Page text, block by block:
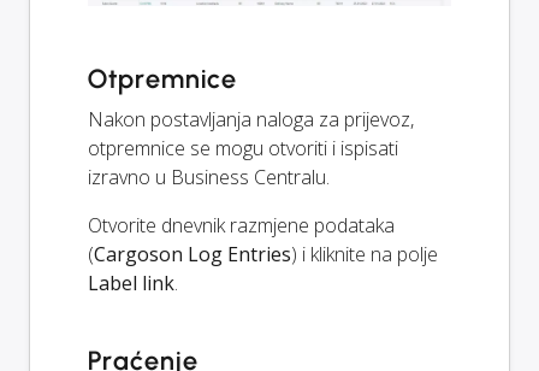
Otpremnice
Nakon postavljanja naloga za prijevoz,
otpremnice se mogu otvoriti i ispisati
izravno u Business Centralu.
Otvorite dnevnik razmjene podataka
(Cargoson Log Entries) i kliknite na polje
Label link.
Praćenje